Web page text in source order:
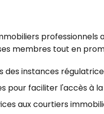
membres tout en
des instances
pour faciliter l'accès à
aux courtiers